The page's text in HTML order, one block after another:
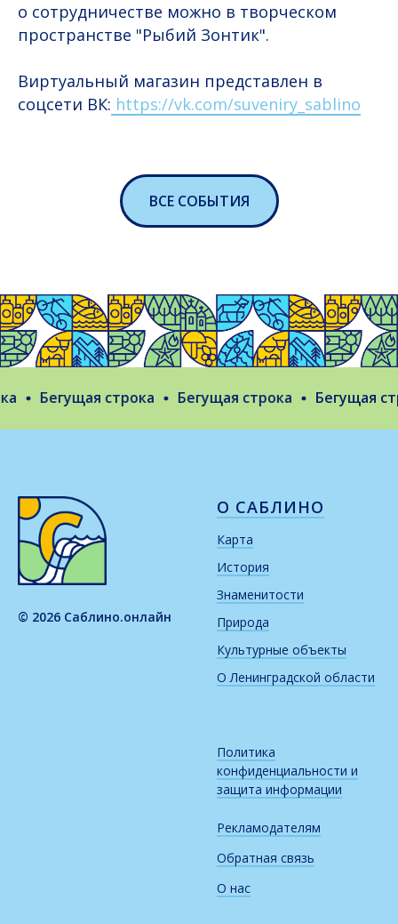
о сотрудничестве можно в творческом
пространстве "Рыбий Зонтик".
Виртуальный магазин представлен в
соцсети ВК: https://vk.com/suveniry_sablino
ВСЕ СОБЫТИЯ
Бегущая строка Бегущая строка Бегущая
© 2026 Саблино.онлайн
О САБЛИНО
Карта
История
Знаменитости
Природа
Культурные объекты
О Ленинградской области
Политика
конфиденциальности и
защита информации
Рекламодателям
Обратная связь
О нас